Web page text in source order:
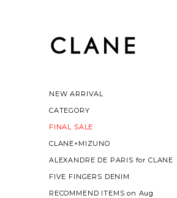
NEW ARRIVAL
CATEGORY
FINAL SALE
CLANE×MIZUNO
ALEXANDRE DE PARIS for CLANE
FIVE FINGERS DENIM
RECOMMEND ITEMS on Aug